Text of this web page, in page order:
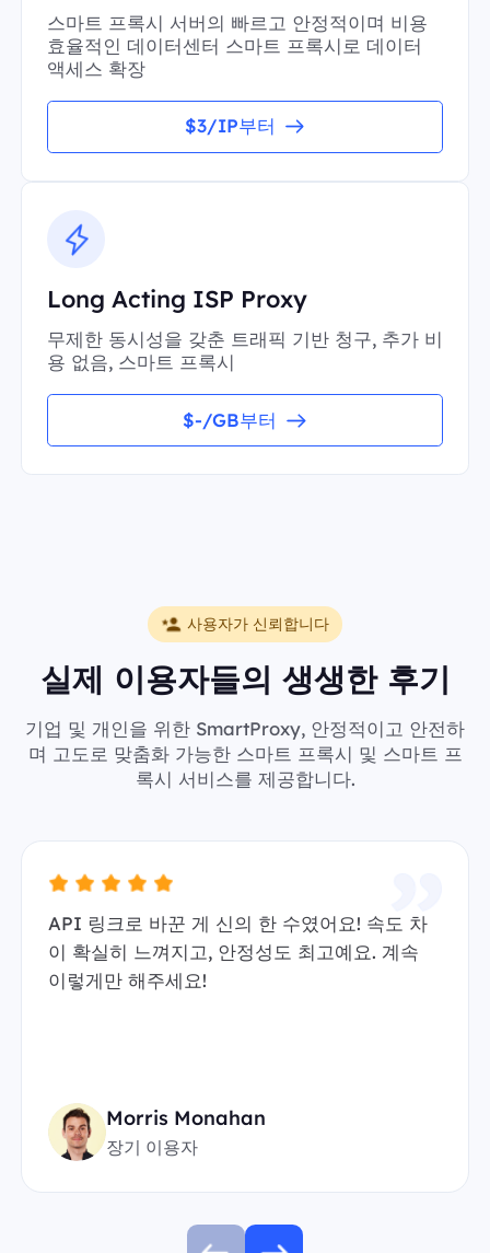
스마트 프록시 서버의 빠르고 안정적이며 비용
효율적인 데이터센터 스마트 프록시로 데이터
액세스 확장
$3/IP부터
Long Acting ISP Proxy
무제한 동시성을 갖춘 트래픽 기반 청구, 추가 비
용 없음, 스마트 프록시
$-/GB부터
사용자가 신뢰합니다
실제 이용자들의 생생한 후기
기업 및 개인을 위한 SmartProxy, 안정적이고 안전하
며 고도로 맞춤화 가능한 스마트 프록시 및 스마트 프
록시 서비스를 제공합니다.
API 링크로 바꾼 게 신의 한 수였어요! 속도 차
이 확실히 느껴지고, 안정성도 최고예요. 계속
이렇게만 해주세요!
Morris Monahan
장기 이용자